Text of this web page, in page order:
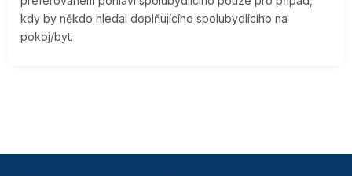
kdy by někdo hledal doplňujícího spolubydlícího na
pokoj/byt.